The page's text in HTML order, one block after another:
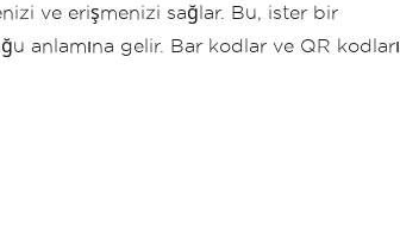
ve erişmenizi sağlar. Bu, ister bir
anlamına gelir. Bar kodlar ve QR kodları